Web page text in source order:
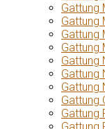
Gattung
Gattung
Gattung
Gattung
Gattung
Gattung
Gattung
Gattung
Gattung